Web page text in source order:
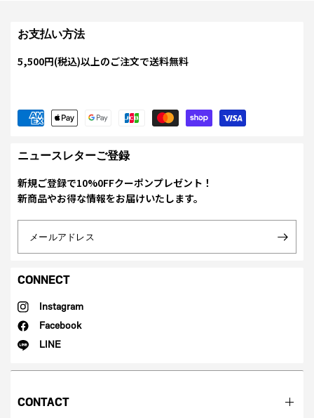
お支払い方法
5,500円(税込)以上のご注文で送料無料
ニュースレターご登録
新規ご登録で10%0FFクーポンプレゼント！
新商品やお得な情報をお届けいたします。
メールアドレス
CONNECT
Instagram
Facebook
LINE
CONTACT